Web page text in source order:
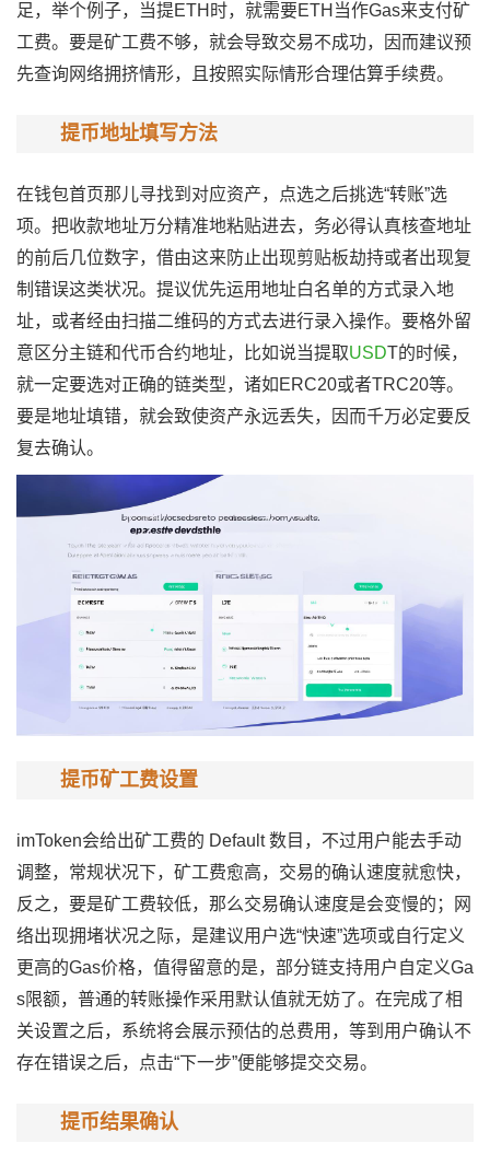
足，举个例子，当提ETH时，就需要ETH当作Gas来支付矿
工费。要是矿工费不够，就会导致交易不成功，因而建议预
先查询网络拥挤情形，且按照实际情形合理估算手续费。
提币地址填写方法
在钱包首页那儿寻找到对应资产，点选之后挑选“转账”选
项。把收款地址万分精准地粘贴进去，务必得认真核查地址
的前后几位数字，借由这来防止出现剪贴板劫持或者出现复
制错误这类状况。提议优先运用地址白名单的方式录入地
址，或者经由扫描二维码的方式去进行录入操作。要格外留
意区分主链和代币合约地址，比如说当提取USDT的时候，
就一定要选对正确的链类型，诸如ERC20或者TRC20等。
要是地址填错，就会致使资产永远丢失，因而千万必定要反
复去确认。
提币矿工费设置
imToken会给出矿工费的 Default 数目，不过用户能去手动
调整，常规状况下，矿工费愈高，交易的确认速度就愈快，
反之，要是矿工费较低，那么交易确认速度是会变慢的；网
络出现拥堵状况之际，是建议用户选“快速”选项或自行定义
更高的Gas价格，值得留意的是，部分链支持用户自定义Ga
s限额，普通的转账操作采用默认值就无妨了。在完成了相
关设置之后，系统将会展示预估的总费用，等到用户确认不
存在错误之后，点击“下一步”便能够提交交易。
提币结果确认